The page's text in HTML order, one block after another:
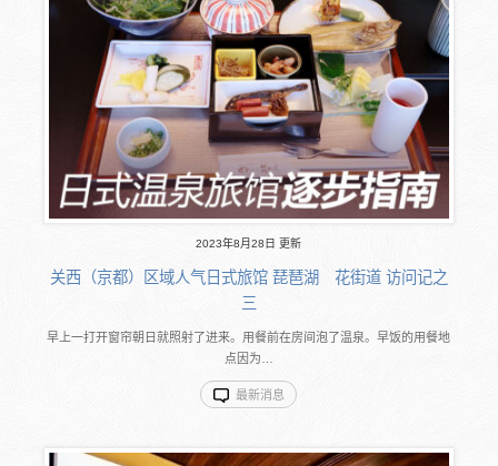
2023年8月28日 更新
关西（京都）区域人气日式旅馆 琵琶湖 花街道 访问记之
三
早上一打开窗帘朝日就照射了进来。用餐前在房间泡了温泉。早饭的用餐地
点因为…
最新消息